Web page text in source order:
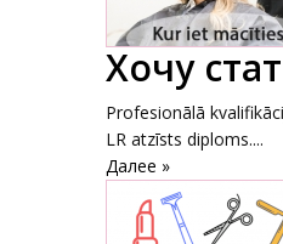
Хочу
Profesionālā
LR atzīsts diploms....
Далее »